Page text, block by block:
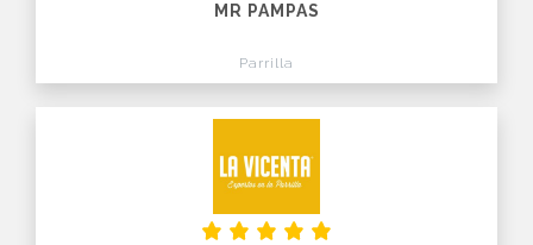
MR PAMPAS
Parrilla